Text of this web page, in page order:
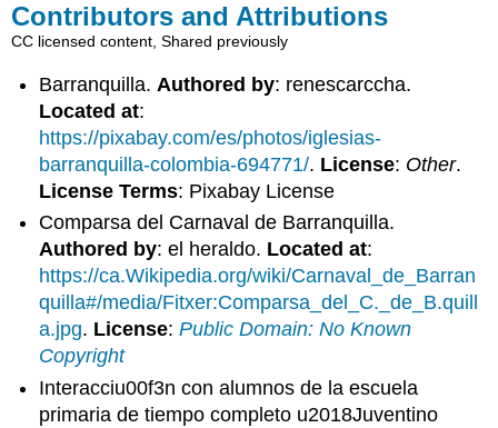
Contributors and Attributions
CC licensed content, Shared previously
Barranquilla.Authored by: renescarccha.
Located at:
https://pixabay.com/es/photos/iglesias-
barranquilla-colombia-694771/. License: Other.
License Terms: Pixabay License
Comparsa del Carnaval de Barranquilla.
Authored by: el heraldo. Located at:
https://ca.Wikipedia.org/wiki/Carnaval_de_Barran
quilla#/media/Fitxer:Comparsa_del_C._de_B.quill
a.jpg. License:Public Domain: No Known
Copyright
Interacciu00f3n con alumnos de la escuela
primaria de tiempo completo u2018Juventino